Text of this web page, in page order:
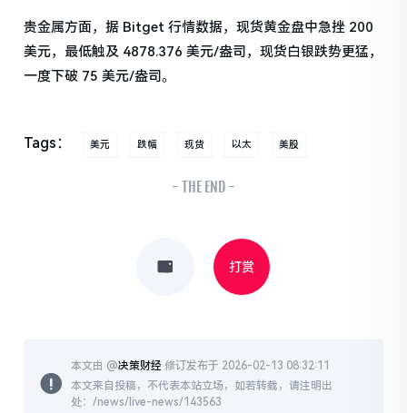
贵金属方面，据 Bitget 行情数据，现货黄金盘中急挫 200
美元，最低触及 4878.376 美元/盎司，现货白银跌势更猛，
一度下破 75 美元/盎司。
Tags： 美元 跌幅 现货 以太 美股
- THE END -
打赏
本文由 @决策财经 修订发布于 2026-02-13 08:32:11
本文来自投稿，不代表本站立场，如若转载，请注明出
处：/news/live-news/143563